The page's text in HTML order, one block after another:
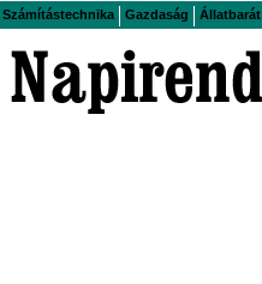
Számítástechnika Gazdaság Állatbarát